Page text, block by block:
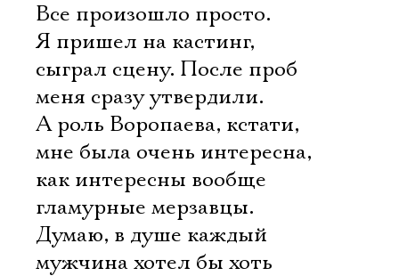
Все произошло просто.
Я пришел на кастинг,
сыграл сцену. После проб
меня сразу утвердили.
А роль Воропаева, кстати,
мне была очень интересна,
как интересны вообще
гламурные мерзавцы.
Думаю, в душе каждый
мужчина хотел бы хоть